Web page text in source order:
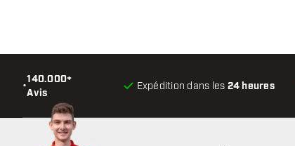
•
140.000+
Avis
Expédition dans les 24 heures